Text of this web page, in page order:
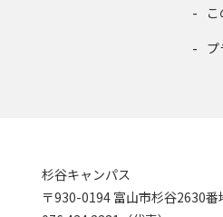
杉谷キャンパス
〒930-0194 富山市杉谷2630番